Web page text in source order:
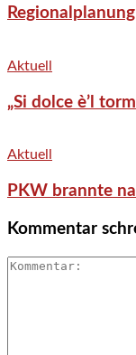
Aktuell
„Si dolce è’l
Aktuell
PKW brannte
Kommentar